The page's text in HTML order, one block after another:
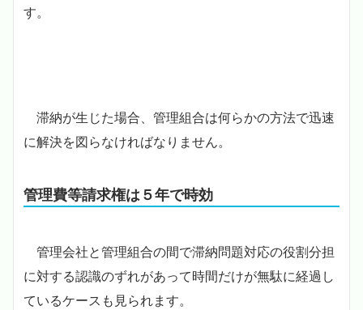
す。
滞納が生じた場合、管理組合は何らかの方法で迅速
に解決を図らなければなりません。
管理費等請求権は５年で時効
管理会社と管理組合の間で滞納問題対応の役割分担
に対する認識のずれがあって時間だけが無駄に経過し
ているケースも見られます。